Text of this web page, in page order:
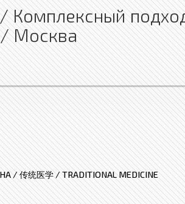
Комплексный
/ Москва
统医学 / TRADITIONAL MEDICINE